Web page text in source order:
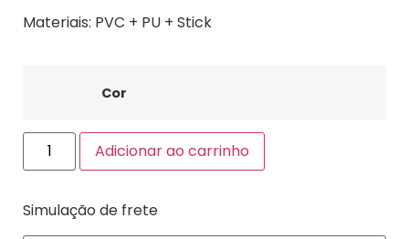
Materiais: PVC + PU + Stick
Cor
Adicionar ao carrinho
Simulação de frete